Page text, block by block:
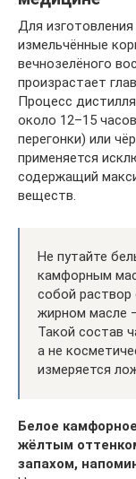
Для
измельчённые
вечнозелёного
произрастает
Процесс
около 12–15
перегонки) или
применяется
содержащий
веществ.
Не путайте
камфорным
собой
жирном масле
Такой состав
а не
измеряется
Белое
жёлтым
запахом,